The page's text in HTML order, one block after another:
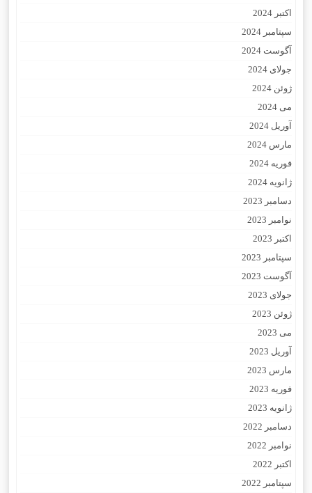
اکتبر 2024
سپتامبر 2024
آگوست 2024
جولای 2024
ژوئن 2024
می 2024
آوریل 2024
مارس 2024
فوریه 2024
ژانویه 2024
دسامبر 2023
نوامبر 2023
اکتبر 2023
سپتامبر 2023
آگوست 2023
جولای 2023
ژوئن 2023
می 2023
آوریل 2023
مارس 2023
فوریه 2023
ژانویه 2023
دسامبر 2022
نوامبر 2022
اکتبر 2022
سپتامبر 2022